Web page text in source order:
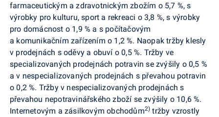
farmaceutickým a zdravotnickým zbožím o 5,7 %, s
výrobky pro kulturu, sport a rekreaci o 3,8 %, s výrobky
pro domácnost o 1,9 % a s počítačovým
a komunikačním zařízením o 1,2 %. Naopak tržby klesly
v prodejnách s oděvy a obuví o 0,5 %. Tržby ve
specializovaných prodejnách potravin se zvýšily o 0,5 %
a v nespecializovaných prodejnách s převahou potravin
o 0,2 %. Tržby v nespecializovaných prodejnách s
převahou nepotravinářského zboží se zvýšily o 10,6 %.
Internetovým a zásilkovým obchodům2) tržby vzrostly